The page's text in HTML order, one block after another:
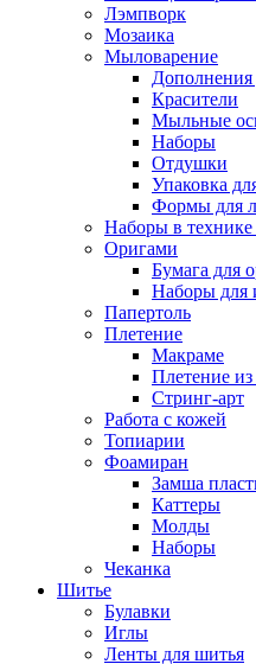
Лэмпворк
Мозаика
Мыловарение
Красители
Мыльные
Наборы
Отдушки
Упаковка
Формы для
Наборы в технике
Оригами
Бумага для
Наборы для
Папертоль
Плетение
Макраме
Плетение из
Стринг-арт
Работа с кожей
Топиарии
Фоамиран
Замша
Каттеры
Молды
Наборы
Чеканка
Шитье
Булавки
Иглы
Ленты для шитья